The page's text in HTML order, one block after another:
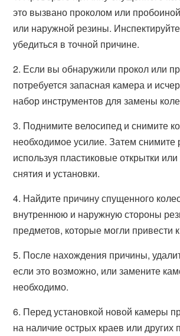
это вызвано проколом или
или наружной резины.
убедиться в точной причине.
2. Если вы обнаружили прокол или
потребуется запасная камера и
набор инструментов для замены
3. Поднимите велосипед и снимите
необходимое усилие. Затем снимите
используя пластиковые открытки
снятия и установки.
4. Найдите причину спущенного
внутреннюю и наружную стороны
предметов, которые могли привести
5. После нахождения причины,
если это возможно, или замените
необходимо.
6. Перед установкой новой камеры
на наличие острых краев или других